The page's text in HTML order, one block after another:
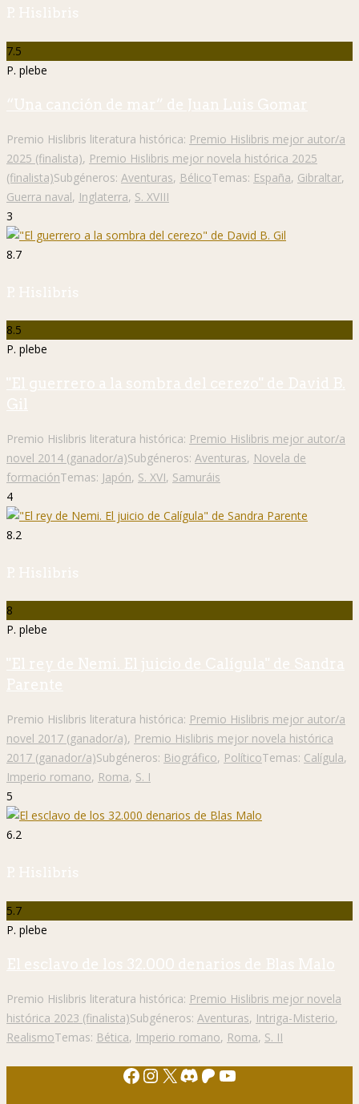
P. Hislibris
7.5
P. plebe
“Una canción de mar” de Juan Luis Gomar
Premio Hislibris literatura histórica: Premio Hislibris mejor autor/a
2025 (finalista), Premio Hislibris mejor novela histórica 2025
(finalista)Subgéneros: Aventuras, BélicoTemas: España, Gibraltar,
Guerra naval, Inglaterra, S. XVIII
3
8.7
P. Hislibris
8.5
P. plebe
"El guerrero a la sombra del cerezo" de David B.
Gil
Premio Hislibris literatura histórica: Premio Hislibris mejor autor/a
novel 2014 (ganador/a)Subgéneros: Aventuras, Novela de
formaciónTemas: Japón, S. XVI, Samuráis
4
8.2
P. Hislibris
8
P. plebe
"El rey de Nemi. El juicio de Calígula" de Sandra
Parente
Premio Hislibris literatura histórica: Premio Hislibris mejor autor/a
novel 2017 (ganador/a), Premio Hislibris mejor novela histórica
2017 (ganador/a)Subgéneros: Biográfico, PolíticoTemas: Calígula,
Imperio romano, Roma, S. I
5
6.2
P. Hislibris
5.7
P. plebe
El esclavo de los 32.000 denarios de Blas Malo
Premio Hislibris literatura histórica: Premio Hislibris mejor novela
histórica 2023 (finalista)Subgéneros: Aventuras, Intriga-Misterio,
RealismoTemas: Bética, Imperio romano, Roma, S. II
Facebook
Instagram
X Discord
Patreon
YouTube